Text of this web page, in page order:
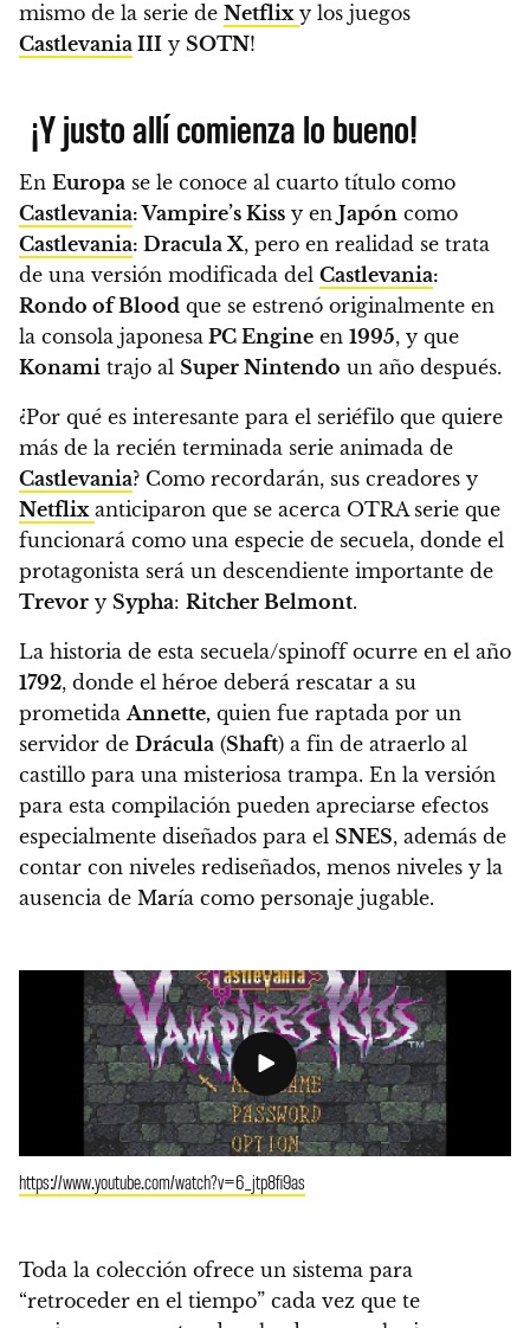
mismo de la serie de Netflix y los juegos
Castlevania III y SOTN!
¡Y justo allí comienza lo bueno!
En Europa se le conoce al cuarto título como
Castlevania: Vampire’s Kiss y en Japón como
Castlevania: Dracula X, pero en realidad se trata
de una versión modificada del Castlevania:
Rondo of Blood que se estrenó originalmente en
la consola japonesa PC Engine en 1995, y que
Konami trajo al Super Nintendo un año después.
¿Por qué es interesante para el seriéfilo que quiere
más de la recién terminada serie animada de
Castlevania? Como recordarán, sus creadores y
Netflix anticiparon que se acerca OTRA serie que
funcionará como una especie de secuela, donde el
protagonista será un descendiente importante de
Trevor y Sypha: Ritcher Belmont.
La historia de esta secuela/spinoff ocurre en el año
1792, donde el héroe deberá rescatar a su
prometidaAnnette, quien fue raptada por un
servidor de Drácula (Shaft) a fin de atraerlo al
castillo para una misteriosa trampa. En la versión
para esta compilación pueden apreciarse efectos
especialmente diseñados para el SNES, además de
contar con niveles rediseñados, menos niveles y la
ausencia de María como personaje jugable.
https://www.youtube.com/watch?v=6_jtp8fi9as
Toda la colección ofrece un sistema para
“retroceder en el tiempo” cada vez que te